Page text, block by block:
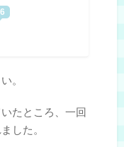
6
。
たところ、一回
した。